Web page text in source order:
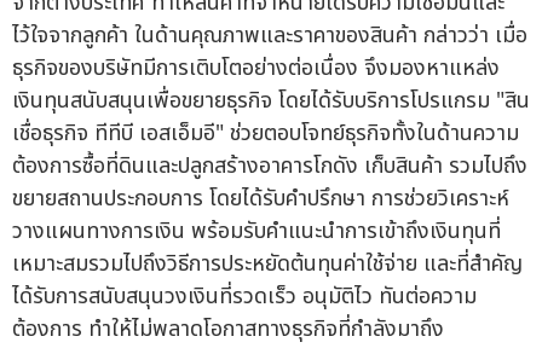
ไว้ใจจากลูกค้า ในด้านคุณภาพและราคาของสินค้า กล่าวว่า เมื่อ
ธุรกิจของบริษัทมีการเติบโตอย่างต่อเนื่อง จึงมองหาแหล่ง
เงินทุนสนับสนุนเพื่อขยายธุรกิจ โดยได้รับบริการโปรแกรม "สิน
เชื่อธุรกิจ ทีทีบี เอสเอ็มอี" ช่วยตอบโจทย์ธุรกิจทั้งในด้านความ
ต้องการซื้อที่ดินและปลูกสร้างอาคารโกดัง เก็บสินค้า รวมไปถึง
ขยายสถานประกอบการ โดยได้รับคำปรึกษา การช่วยวิเคราะห์
วางแผนทางการเงิน พร้อมรับคำแนะนำการเข้าถึงเงินทุนที่
เหมาะสมรวมไปถึงวิธีการประหยัดต้นทุนค่าใช้จ่าย และที่สำคัญ
ได้รับการสนับสนุนวงเงินที่รวดเร็ว อนุมัติไว ทันต่อความ
ต้องการ ทำให้ไม่พลาดโอกาสทางธุรกิจที่กำลังมาถึง